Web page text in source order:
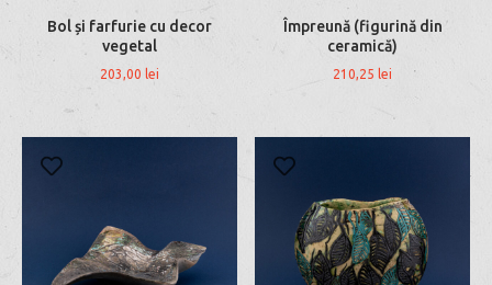
Bol și farfurie cu decor
vegetal
203,00 lei
Împreună (figurină din
ceramică)
210,25 lei